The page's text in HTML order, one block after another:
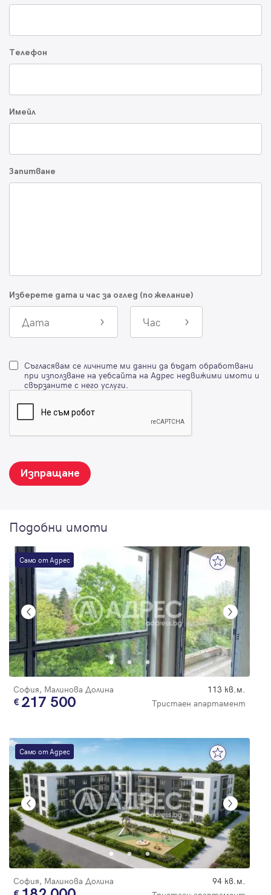
Телефон
Имейл
Запитване
Изберете дата и час за оглед (по желание)
Дата Час
Съгласявам се личните ми данни да бъдат обработвани
при използване на уебсайта на Адрес недвижими имоти и
свързаните с него услуги.
Изпращане
Подобни имоти
Само от Адрес
София, Малинова Долина 113 кв.м.
217 500 Тристаен апартамент
Само от Адрес
София, Малинова Долина 94 кв.м.